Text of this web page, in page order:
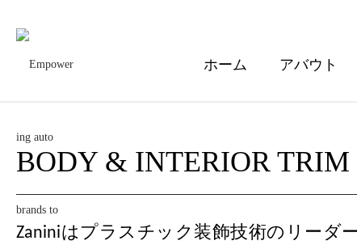
ホーム アバウト
BODY & INTERIOR TRIM
Zaniniはプラスチック装飾技術のリーダ